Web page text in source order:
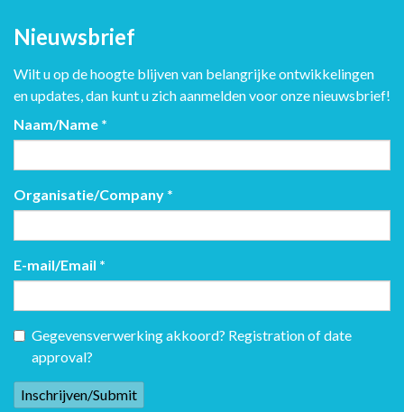
Nieuwsbrief
Wilt u op de hoogte blijven van belangrijke ontwikkelingen
en updates, dan kunt u zich aanmelden voor onze nieuwsbrief!
Naam/Name *
Organisatie/Company *
E-mail/Email *
Gegevensverwerking akkoord? Registration of date
approval?